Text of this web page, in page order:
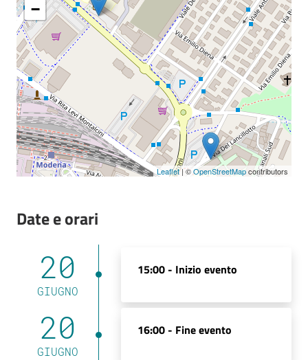
−
Leaflet| ©OpenStreetMapcontributors
Date e orari
20
GIUGNO
15:00 - Inizio evento
20
GIUGNO
16:00 - Fine evento